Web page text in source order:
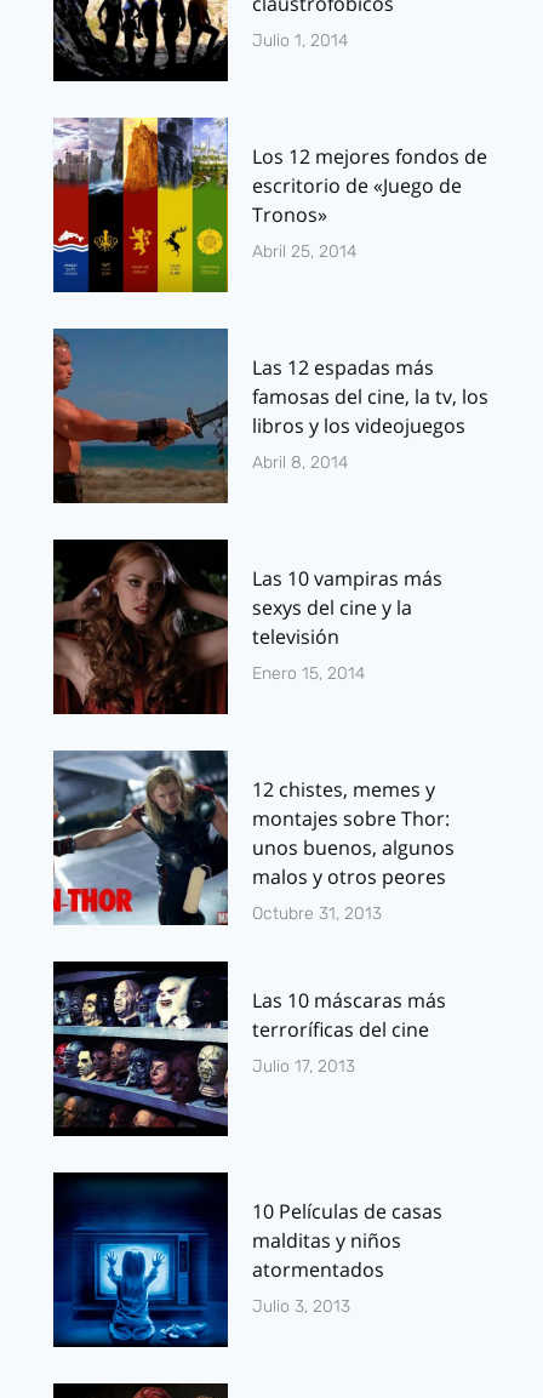
Julio 1, 2014
Los 12 mejores fondos de
escritorio de «Juego de
Tronos»
Abril 25, 2014
Las 12 espadas más
famosas del cine, la tv, los
libros y los videojuegos
Abril 8, 2014
Las 10 vampiras más
sexys del cine y la
televisión
Enero 15, 2014
12 chistes, memes y
montajes sobre Thor:
unos buenos, algunos
malos y otros peores
Octubre 31, 2013
Las 10 máscaras más
terroríficas del cine
Julio 17, 2013
10 Películas de casas
malditas y niños
atormentados
Julio 3, 2013